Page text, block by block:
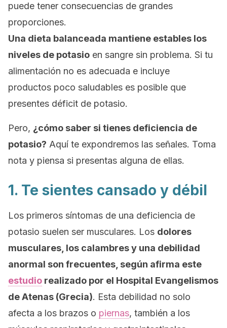
puede tener consecuencias de grandes
proporciones.
Una dieta balanceada mantiene estables los
niveles de potasio en sangre sin problema. Si tu
alimentación no es adecuada e incluye
productos poco saludables es posible que
presentes déficit de potasio.
Pero, ¿cómo saber si tienes deficiencia de
potasio? Aquí te expondremos las señales. Toma
nota y piensa si presentas alguna de ellas.
1. Te sientes cansado y débil
Los primeros síntomas de una deficiencia de
potasio suelen ser musculares. Los dolores
musculares, los calambres y una debilidad
anormal son frecuentes, según afirma este
estudio realizado por el Hospital Evangelismos
de Atenas (Grecia). Esta debilidad no solo
afecta a los brazos o piernas, también a los